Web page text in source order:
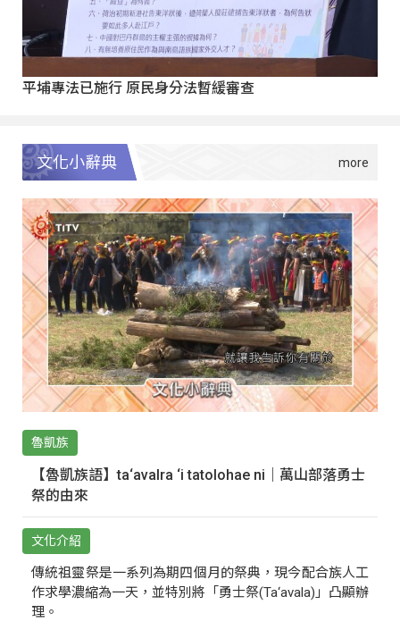
平埔專法已施行 原民身分法暫緩審查
文化小辭典
魯凱族
【魯凱族語】ta‘avalra ‘i tatolohae ni｜萬山部落勇士
祭的由來
文化介紹
傳統祖靈祭是一系列為期四個月的祭典，現今配合族人工
作求學濃縮為一天，並特別將「勇士祭(Ta‘avala)」凸顯辦
理。